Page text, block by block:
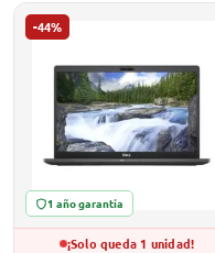
-44%
1 año garantía
¡Solo queda 1 unidad!